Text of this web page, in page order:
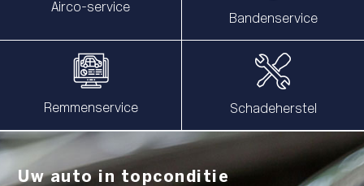
Airco-service
Bandenservice
Remmenservice Schadeherstel
Uw auto in topconditie